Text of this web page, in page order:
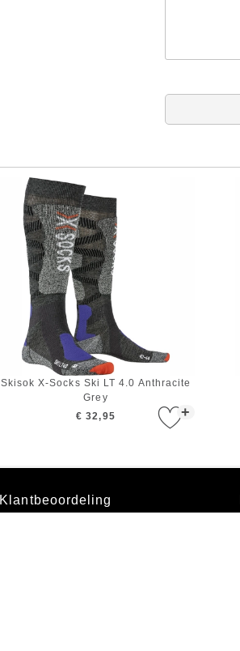
+
Skisok X-Socks Ski LT 4.0 Anthracite
Grey
€ 32,95
Klantbeoordeling